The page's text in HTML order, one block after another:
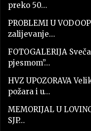
preko 50…
PROBLEMI U
zalijevanje…
FOTOGALERIJA
pjesmom”…
HVZ UPOZORAVA
požara i u…
MEMORIJAL U
SJP…